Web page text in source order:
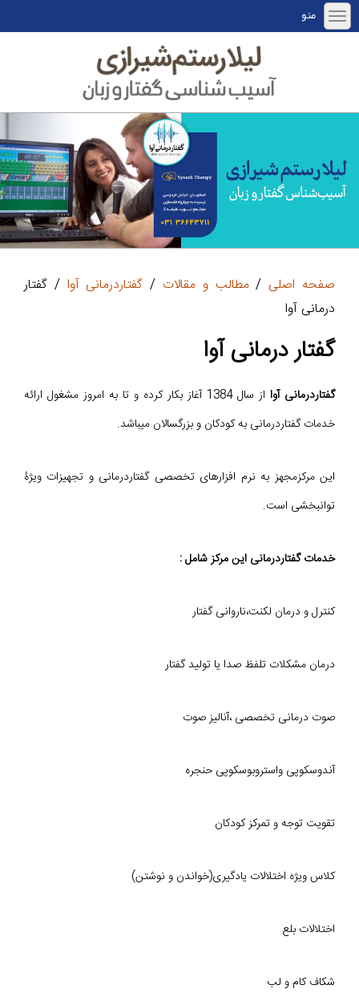
منو
صفحه اصلی /مطالب و مقالات / گفتاردرمانی آوا / گفتار
درمانی آوا
گفتار درمانی آوا
گفتاردرمانی آوا
از سال 1384 آغاز بکار کرده و تا به امروز مشغول ارائه
خدمات گفتاردرمانی به کودکان و بزرگسالان میباشد.
این مرکزمجهز به نرم افزارهای تخصصی گفتاردرمانی و تجهیزات ویژۀ
توانبخشی است.
خدمات گفتاردرمانی این مرکز شامل :
کنترل و درمان لکنت،ناروانی گفتار
درمان مشکلات تلفظ صدا یا تولید گفتار
صوت درمانی تخصصی ،آنالیز صوت
آندوسکوپی واستروبوسکوپی حنجره
تقویت توجه و تمرکز کودکان
کلاس ویژه اختلالات یادگیری(خواندن و نوشتن)
اختلالات بلع
شکاف کام و لب